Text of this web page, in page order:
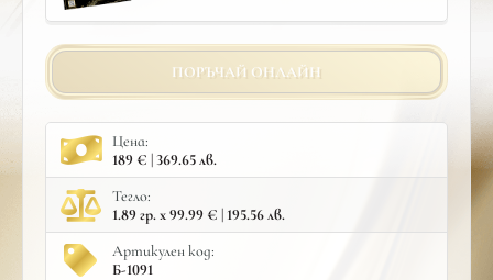
ПОРЪЧАЙ ОНЛАЙН
Цена:
189 € | 369.65 лв.
Тегло:
1.89 гр. x 99.99 € | 195.56 лв.
Артикулен код:
Б-1091